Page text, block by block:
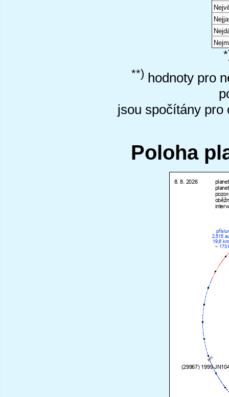
**) hodnoty pro
jsou spočítány pro
Poloha